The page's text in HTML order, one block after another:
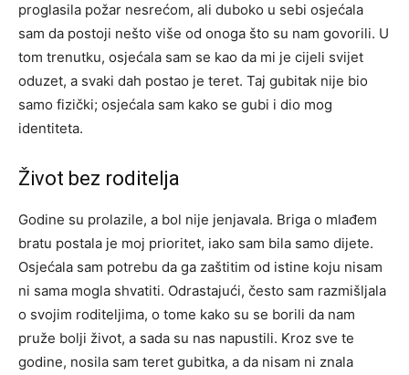
proglasila požar nesrećom, ali duboko u sebi osjećala
sam da postoji nešto više od onoga što su nam govorili. U
tom trenutku, osjećala sam se kao da mi je cijeli svijet
oduzet, a svaki dah postao je teret. Taj gubitak nije bio
samo fizički; osjećala sam kako se gubi i dio mog
identiteta.
Život bez roditelja
Godine su prolazile, a bol nije jenjavala. Briga o mlađem
bratu postala je moj prioritet, iako sam bila samo dijete.
Osjećala sam potrebu da ga zaštitim od istine koju nisam
ni sama mogla shvatiti. Odrastajući, često sam razmišljala
o svojim roditeljima, o tome kako su se borili da nam
pruže bolji život, a sada su nas napustili. Kroz sve te
godine, nosila sam teret gubitka, a da nisam ni znala